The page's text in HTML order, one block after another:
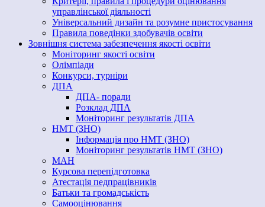
управлінської діяльності
Універсальний дизайн та розумне пристосування
Правила поведінки здобувачів освіти
Зовнішня система забезпечення якості освіти
Моніторинг якості освіти
Олімпіади
Конкурси, турніри
ДПА
ДПА- поради
Розклад ДПА
Моніторинг результатів ДПА
НМТ (ЗНО)
Інформація про НМТ (ЗНО)
Моніторинг результатів НМТ (ЗНО)
МАН
Курсова перепідготовка
Атестація педпрацівників
Батьки та громадськість
Самооцінювання